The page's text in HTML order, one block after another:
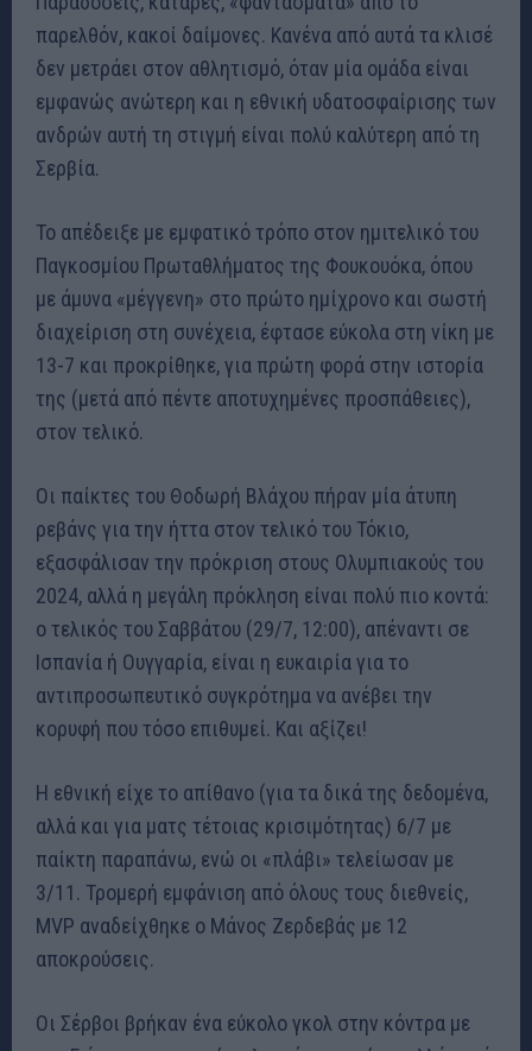
παρελθόν, κακοί δαίμονες. Κανένα από αυτά τα κλισέ
δεν μετράει στον αθλητισμό, όταν μία ομάδα είναι
εμφανώς ανώτερη και η εθνική υδατοσφαίρισης των
ανδρών αυτή τη στιγμή είναι πολύ καλύτερη από τη
Σερβία.
Το απέδειξε με εμφατικό τρόπο στον ημιτελικό του
Παγκοσμίου Πρωταθλήματος της Φουκουόκα, όπου
με άμυνα «μέγγενη» στο πρώτο ημίχρονο και σωστή
διαχείριση στη συνέχεια, έφτασε εύκολα στη νίκη με
13-7 και προκρίθηκε, για πρώτη φορά στην ιστορία
της (μετά από πέντε αποτυχημένες προσπάθειες),
στον τελικό.
Οι παίκτες του Θοδωρή Βλάχου πήραν μία άτυπη
ρεβάνς για την ήττα στον τελικό του Τόκιο,
εξασφάλισαν την πρόκριση στους Ολυμπιακούς του
2024, αλλά η μεγάλη πρόκληση είναι πολύ πιο κοντά:
ο τελικός του Σαββάτου (29/7, 12:00), απέναντι σε
Ισπανία ή Ουγγαρία, είναι η ευκαιρία για το
αντιπροσωπευτικό συγκρότημα να ανέβει την
κορυφή που τόσο επιθυμεί. Και αξίζει!
Η εθνική είχε το απίθανο (για τα δικά της δεδομένα,
αλλά και για ματς τέτοιας κρισιμότητας) 6/7 με
παίκτη παραπάνω, ενώ οι «πλάβι» τελείωσαν με
3/11. Τρομερή εμφάνιση από όλους τους διεθνείς,
MVP αναδείχθηκε ο Μάνος Ζερδεβάς με 12
αποκρούσεις.
Οι Σέρβοι βρήκαν ένα εύκολο γκολ στην κόντρα με